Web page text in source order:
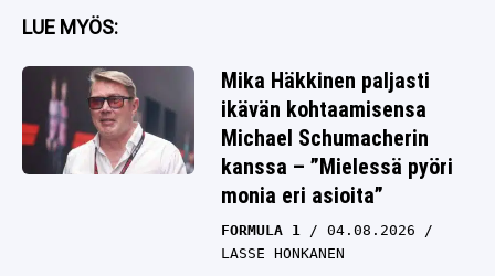
LUE MYÖS:
Mika Häkkinen paljasti
ikävän kohtaamisensa
Michael Schumacherin
kanssa – ”Mielessä pyöri
monia eri asioita”
FORMULA 1
04.08.2026
LASSE HONKANEN